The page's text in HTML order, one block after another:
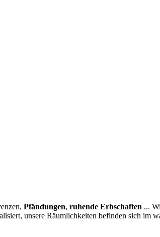
Pfändungen, ruhende Erbschaften ...
unsere Räumlichkeiten befinden sich im